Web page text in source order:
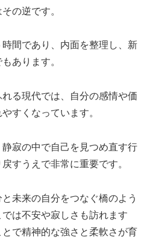
の逆です。
間であり、内面を整理し、新
あります。
る現代では、自分の感情や価
すくなっています。
寂の中で自己を見つめ直す行
すうえで非常に重要です。
未来の自分をつなぐ橋のよう
は不安や寂しさも訪れます
で精神的な強さと柔軟さが育